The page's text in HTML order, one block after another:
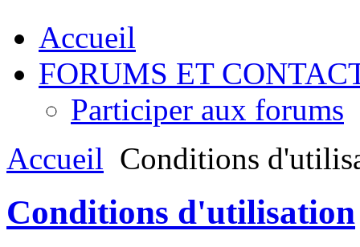
Accueil
FORUMS ET
Participer aux forums
Accueil Conditions
Conditions d'utilisation